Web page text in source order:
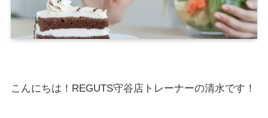
こんにちは！REGUTS守谷店トレーナーの清水です！